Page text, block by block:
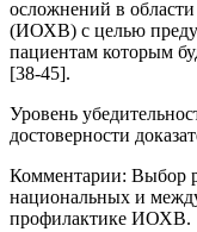
осложнений в
(ИОХВ) с целью
пациентам которым
[38-45].
Уровень
достоверности
Комментарии: Выбор
национальных и
профилактике ИОХВ.